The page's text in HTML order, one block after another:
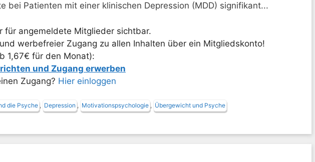
bei Patienten mit einer klinischen Depression (MDD) signifikant...
für angemeldete Mitglieder sichtbar.
werbefreier Zugang zu allen Inhalten über ein Mitgliedskonto!
1,67€ für den Monat):
und Zugang erwerben
Zugang? Hier einloggen
die Psyche , Depression , Motivationspsychologie , Übergewicht und Psyche